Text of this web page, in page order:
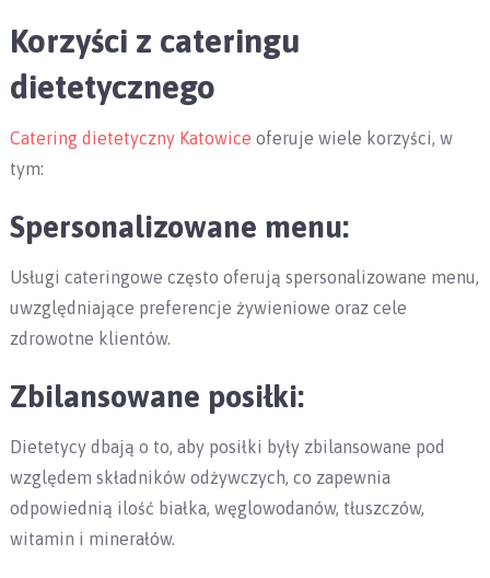
Korzyści z cateringu
dietetycznego
Catering dietetyczny Katowice oferuje wiele korzyści, w
tym:
Spersonalizowane menu:
Usługi cateringowe często oferują spersonalizowane menu,
uwzględniające preferencje żywieniowe oraz cele
zdrowotne klientów.
Zbilansowane posiłki:
Dietetycy dbają o to, aby posiłki były zbilansowane pod
względem składników odżywczych, co zapewnia
odpowiednią ilość białka, węglowodanów, tłuszczów,
witamin i minerałów.